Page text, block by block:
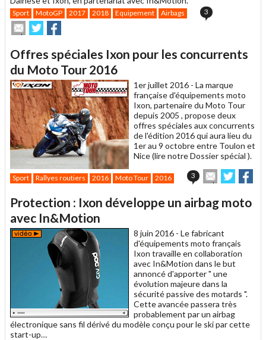
Sport MotoGP 2017 2018 Equipement Airbags 3
Envoyer
cet
à
un
ami
Partager
sur
sur
Offres spéciales Ixon pour les concurrents
du Moto Tour 2016
1er juillet 2016 - La marque
française d'équipements moto
Ixon, partenaire du Moto Tour
depuis 2005 , propose deux
offres spéciales aux concurrents
de l'édition 2016 qui aura lieu du
1er au 9 octobre entre Toulon et
Nice (lire notre Dossier spécial ).
Sport Rallyes routiers 2016 Moto Tour 2016 3
Envoyer
cet
à
sur sur
Protection : Ixon développe un airbag moto
avec In&Motion
8 juin 2016 - Le fabricant
d'équipements moto français
Ixon travaille en collaboration
avec In&Motion dans le but
annoncé d'apporter " une
évolution majeure dans la
sécurité passive des motards ".
Cette avancée passera très
probablement par un airbag
électronique sans fil dérivé du modèle conçu pour le ski par cette
start-up…